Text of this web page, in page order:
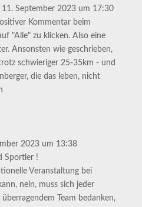
11. September 2023 um 17:30
Kommentar beim
"Alle" zu klicken. Also eine
Ansonsten wie geschrieben,
schwieriger 25-35km - und
die das leben, nicht
2023 um 13:38
Sportler !
Veranstaltung bei
nein, muss sich jeder
Team bedanken,